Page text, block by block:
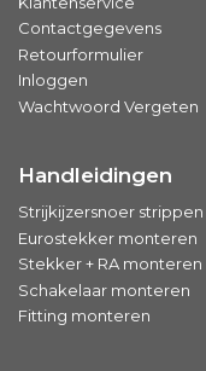
Contactgegevens
Retourformulier
Inloggen
Wachtwoord Vergeten
Handleidingen
Strijkijzersnoer strippen
Eurostekker monteren
Stekker + RA monteren
Schakelaar monteren
Fitting monteren